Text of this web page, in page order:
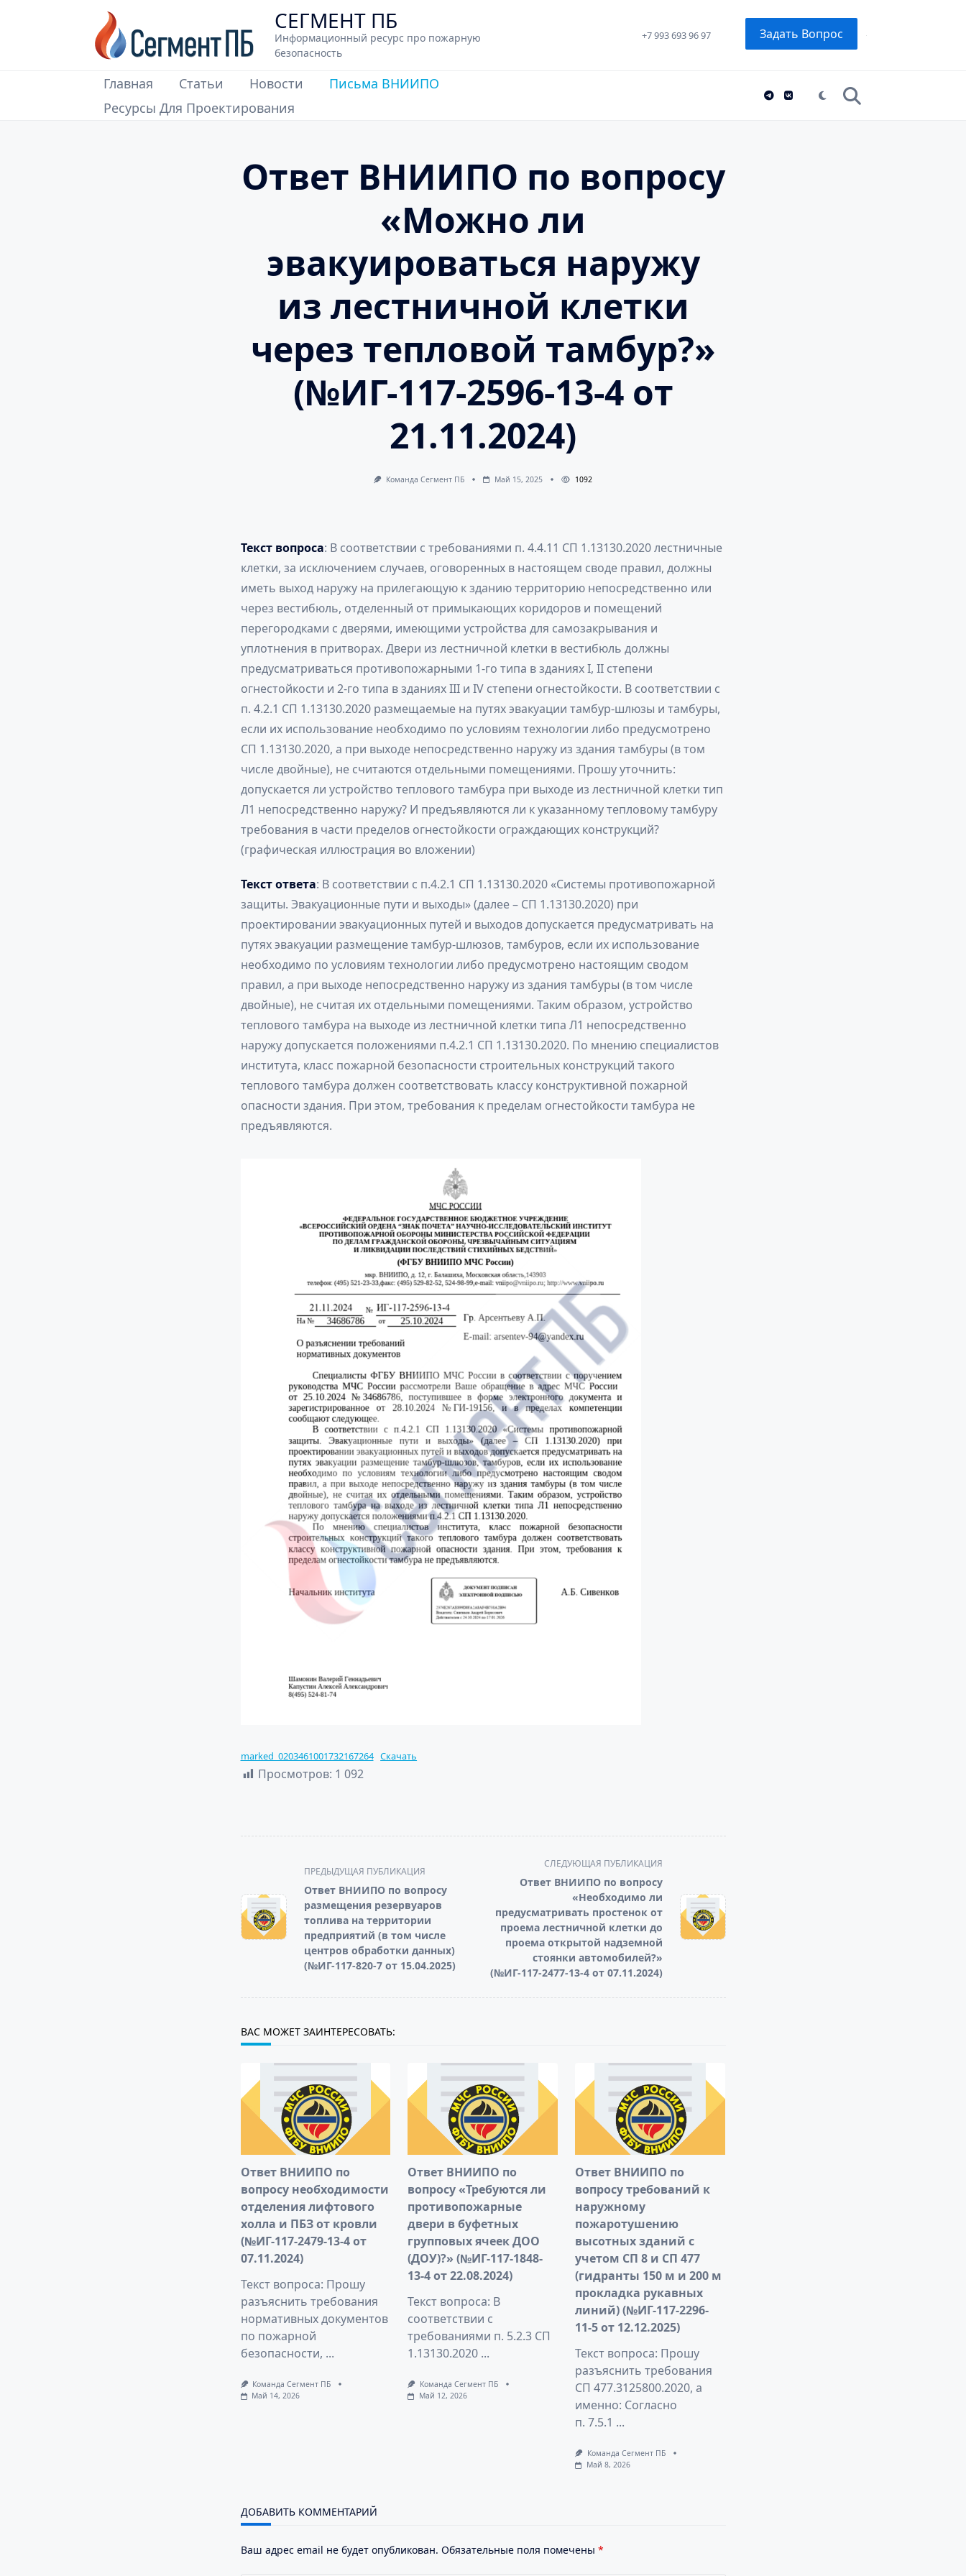
СЕГМЕНТ ПБ
Информационный ресурс про пожарную
безопасность
+7 993 693 96 97 Задать Вопрос
Главная Cтатьи Новости
Письма ВНИИПО
Ресурсы Для Проектирования
Ответ ВНИИПО по вопросу
«Можно ли
эвакуироваться наружу
из лестничной клетки
через тепловой тамбур?»
(№ИГ-117-2596-13-4 от
21.11.2024)
Команда Сегмент ПБ Май 15, 2025 1092
Текст вопроса: В соответствии с требованиями п. 4.4.11 СП 1.13130.2020 лестничные
клетки, за исключением случаев, оговоренных в настоящем своде правил, должны
иметь выход наружу на прилегающую к зданию территорию непосредственно или
через вестибюль, отделенный от примыкающих коридоров и помещений
перегородками с дверями, имеющими устройства для самозакрывания и
уплотнения в притворах. Двери из лестничной клетки в вестибюль должны
предусматриваться противопожарными 1-го типа в зданиях I, II степени
огнестойкости и 2-го типа в зданиях III и IV степени огнестойкости. В соответствии с
п. 4.2.1 СП 1.13130.2020 размещаемые на путях эвакуации тамбур-шлюзы и тамбуры,
если их использование необходимо по условиям технологии либо предусмотрено
СП 1.13130.2020, а при выходе непосредственно наружу из здания тамбуры (в том
числе двойные), не считаются отдельными помещениями. Прошу уточнить:
допускается ли устройство теплового тамбура при выходе из лестничной клетки тип
Л1 непосредственно наружу? И предъявляются ли к указанному тепловому тамбуру
требования в части пределов огнестойкости ограждающих конструкций?
(графическая иллюстрация во вложении)
Текст ответа: В соответствии с п.4.2.1 СП 1.13130.2020 «Системы противопожарной
защиты. Эвакуационные пути и выходы» (далее – СП 1.13130.2020) при
проектировании эвакуационных путей и выходов допускается предусматривать на
путях эвакуации размещение тамбур-шлюзов, тамбуров, если их использование
необходимо по условиям технологии либо предусмотрено настоящим сводом
правил, а при выходе непосредственно наружу из здания тамбуры (в том числе
двойные), не считая их отдельными помещениями. Таким образом, устройство
теплового тамбура на выходе из лестничной клетки типа Л1 непосредственно
наружу допускается положениями п.4.2.1 СП 1.13130.2020. По мнению специалистов
института, класс пожарной безопасности строительных конструкций такого
теплового тамбура должен соответствовать классу конструктивной пожарной
опасности здания. При этом, требования к пределам огнестойкости тамбура не
предъявляются.
marked_0203461001732167264 Скачать
Просмотров: 1 092
subtitle
screen-
reader-
text">Page</span>
ПРЕДЫДУЩАЯ ПУБЛИКАЦИЯ
Ответ ВНИИПО по вопросу
размещения резервуаров
топлива на территории
предприятий (в том числе
центров обработки данных)
(№ИГ-117-820-7 от 15.04.2025)
СЛЕДУЮЩАЯ ПУБЛИКАЦИЯ
Ответ ВНИИПО по вопросу
«Необходимо ли
предусматривать простенок от
проема лестничной клетки до
проема открытой надземной
стоянки автомобилей?»
(№ИГ-117-2477-13-4 от 07.11.2024)
ВАС МОЖЕТ ЗАИНТЕРЕСОВАТЬ:
Ответ ВНИИПО по
вопросу необходимости
отделения лифтового
холла и ПБЗ от кровли
(№ИГ-117-2479-13-4 от
07.11.2024)
Текст вопроса: Прошу
разъяснить требования
нормативных документов
по пожарной
безопасности, ...
Команда Сегмент ПБ
Май 14, 2026
Ответ ВНИИПО по
вопросу «Требуются ли
противопожарные
двери в буфетных
групповых ячеек ДОО
(ДОУ)?» (№ИГ-117-1848-
13-4 от 22.08.2024)
Текст вопроса: В
соответствии с
требованиями п. 5.2.3 СП
1.13130.2020 ...
Команда Сегмент ПБ
Май 12, 2026
Ответ ВНИИПО по
вопросу требований к
наружному
пожаротушению
высотных зданий с
учетом СП 8 и СП 477
(гидранты 150 м и 200 м
прокладка рукавных
линий) (№ИГ-117-2296-
11-5 от 12.12.2025)
Текст вопроса: Прошу
разъяснить требования
СП 477.3125800.2020, а
именно: Согласно
п. 7.5.1 ...
Команда Сегмент ПБ
Май 8, 2026
ДОБАВИТЬ КОММЕНТАРИЙ
Ваш адрес email не будет опубликован. Обязательные поля помечены *